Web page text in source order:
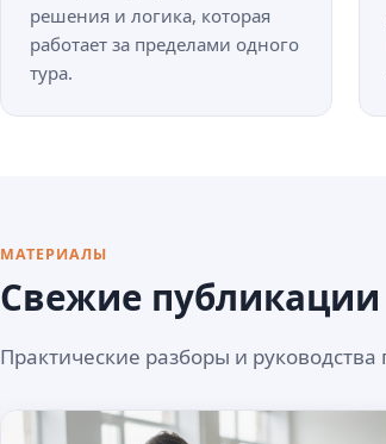
решения и логика, которая
работает за пределами одного
тура.
МАТЕРИАЛЫ
Свежие публикации
Практические разборы и